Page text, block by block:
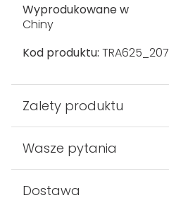
Wyprodukowane w
Chiny
Kod produktu: TRA625_207
Zalety produktu
Wasze pytania
Dostawa